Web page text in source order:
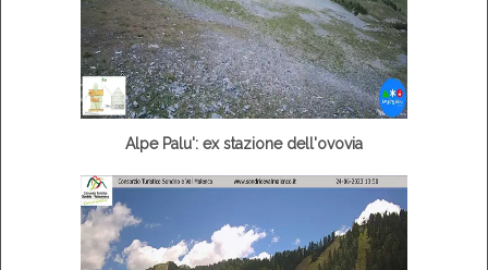
Alpe Palu': ex stazione dell'ovovia